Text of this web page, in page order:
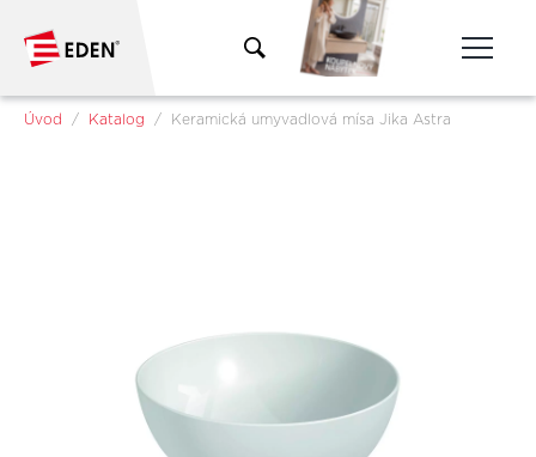
Jsi tady:
Úvod Katalog Keramická umyvadlová mísa Jika Astra